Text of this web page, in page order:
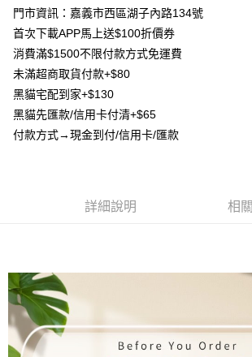
【大哥付你分期使用說明】
2.付款方式選擇「大哥付你分期」，訂單成立後會自動
流程，驗證手機門號後，選擇欲分期的期數、繳款截
成交易。
3.實際核准額度、可分期數及費用金額請依後續交易確
4.訂單成立30分鐘內，如未前往確認交易或遇審核未
消。如遇「轉專審核」未通過狀況，表示未達大哥付
【繳款方式說明】
帳／街口支付／iPASS MONEY」等通路繳費。
買賣價金債權讓與本公司後，依約使用本公司帳單繳
2.基於同意付款使用「大哥付你分期」之契約關係目的
資料（包含姓名、電話或地址）提供予台灣大哥大進
由本公司與您本人進行分期帳單所需資料之確認、核
3.完整用戶服務條款，請詳閱以下連結：https://
AFTEE先享後付
相關說明
【關於「AFTEE先享後付」】
AFTEE先享後付是「在收到商品之後才付款」的支付
便利好安心！
１．簡單：不需註冊會員、不需綁卡、不需儲值。
２．便利：只要手機號碼，簡訊認證，即可結帳。
３．安心：先確認商品／服務後，再付款。
２．訂單成立數日內，您將收到繳費通知簡訊。
後付繳納相關費用。
※ 交易是否成功請以「AFTEE先享後付 」之結帳頁面
是否繳費成功／繳費後需取消欲退款等相關疑問，請
客戶支援中心」
https://
【注意事項】
ATM付款
貨到付款
運送方式
先付款宅配到府
每筆NT$65，滿NT$1,500(含以上)免運費
貨到付款
每筆NT$130，滿NT$1,500(含以上)免運費
門市資訊：嘉義市西區湖子內路134號
首次下載APP馬上送$100折價券
消費滿$1500不限付款方式免運費
未滿超商取貨付款+$80
黑貓宅配到家+$130
黑貓先匯款/信用卡付清+$65
付款方式→現金到付/信用卡/匯款
詳細說明 相